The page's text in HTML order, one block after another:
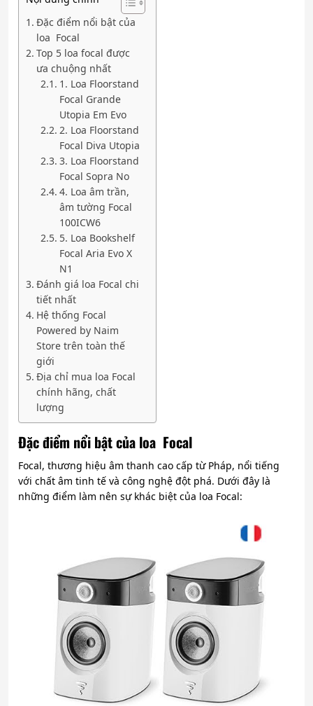
Đặc điểm nổi bật của
loa Focal
Top 5 loa focal được
ưa chuộng nhất
1. Loa Floorstand
Focal Grande
Utopia Em Evo
2. Loa Floorstand
Focal Diva Utopia
3. Loa Floorstand
Focal Sopra No
4. Loa âm trần,
âm tường Focal
100ICW6
5. Loa Bookshelf
Focal Aria Evo X
N1
Đánh giá loa Focal chi
tiết nhất
Hệ thống Focal
Powered by Naim
Store trên toàn thế
giới
Địa chỉ mua loa Focal
chính hãng, chất
lượng
Đặc điểm nổi bật của loa Focal
Focal, thương hiệu âm thanh cao cấp từ Pháp, nổi tiếng
với chất âm tinh tế và công nghệ đột phá. Dưới đây là
những điểm làm nên sự khác biệt của loa Focal: